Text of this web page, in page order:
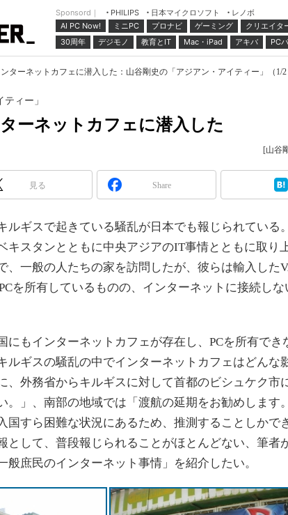
Sponsord｜ PHILIPS 日本マイクロソフト
レノボ
AI PC Now!
ミニPC プロナビ ゲーミング クリエイタ
30周年
デジモノ 教育とIT Mac・iPad アキバ PC
ターネットカフェに潜入した：山谷剛史の「アジアン・アイティー」（1/2
ーネットカフェに潜入した
ィー」
[山谷
見る Share
ギスで起きている騒乱が日本でも報じられている
キスタンとともに中央アジアのIT事情とともに取り
、一般の人たちの家を訪問したが、彼らは輸入した
を所有しているものの、インターネットに接続しな
もインターネットカフェが存在し、PCを所有でき
ルギスの騒乱の中でインターネットカフェはどんな
、外務省からキルギスに対して首都のビシュケク市
。」、南部の地域では「渡航の延期をお勧めします
国すら困難な状況にあるため、推測することしかで
として、普段報じられることがほとんどない、筆者
般庶民のインターネット事情」を紹介したい。